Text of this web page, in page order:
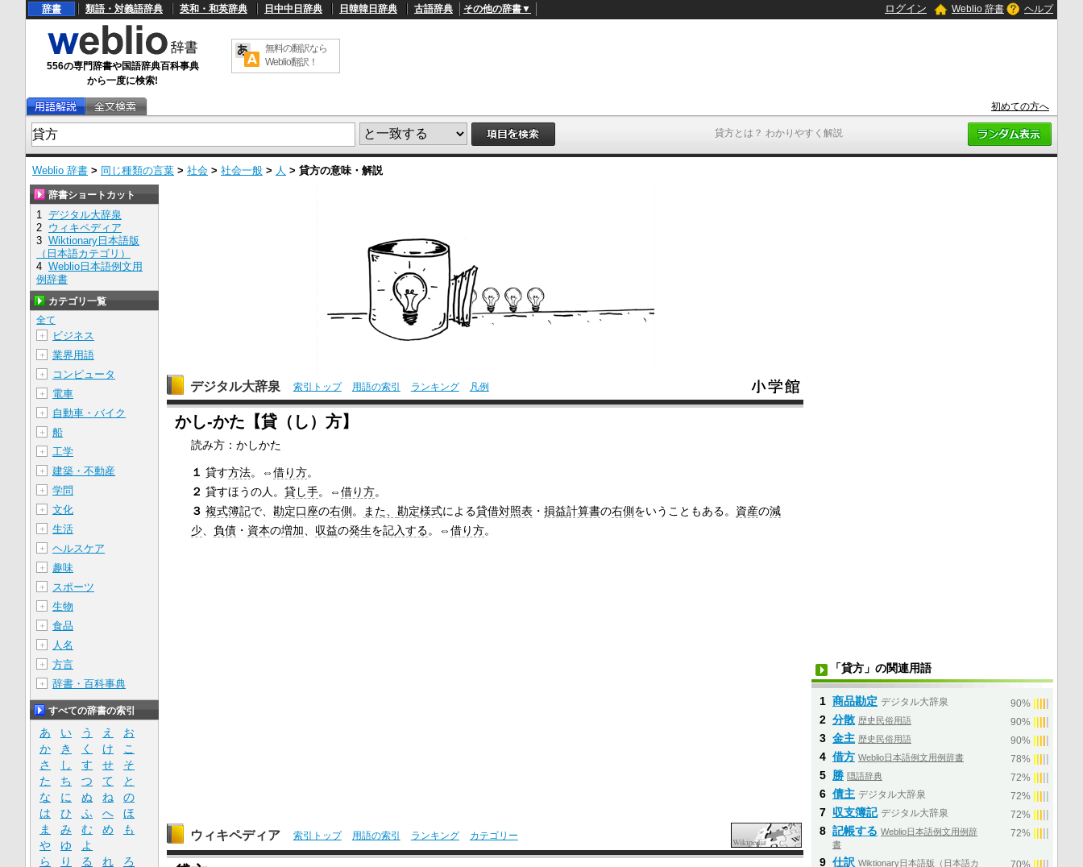
貸方とは？ わかりやすく解説
辞書 類語・対義語辞典 英和・和英辞典 日中中日辞典 日韓韓日辞典 古語辞典 その他の辞書▼ ログイン Weblio 辞書 ヘルプ
556の専門辞書や国語辞典百科事典
から一度に検索!
無料の翻訳なら
Weblio翻訳！
初めての方へ
Weblio 辞書 > 同じ種類の言葉 > 社会 > 社会一般 > 人 > 貸方の意味・解説
デジタル大辞泉 索引トップ 用語の索引 ランキング 凡例
かし‐かた【貸（し）方】
読み方：かしかた
１ 貸す方法。⇔借り方。
２ 貸すほうの人。貸し手。⇔借り方。
３ 複式簿記で、勘定口座の右側。 また、勘定様式による貸借対照表 ・損益計算書の右側をいうこともある。 資産の減
少
負債 ・ 資本の増加 収益の発生を記入する。⇔借り方。
ウィキペディア 索引トップ 用語の索引 ランキング カテゴリー
辞書ショートカット
1 デジタル大辞泉
2 ウィキペディア
3 Wiktionary日本語版
（日本語カテゴリ）
4 Weblio日本語例文用
例辞書
カテゴリ一覧
全て
＋
ビジネス
＋ 業界用語
＋ コンピュータ
＋ 電車
＋ 自動車・バイク
＋ 船
＋ 工学
＋ 建築・不動産
＋ 学問
＋ 文化
＋ 生活
＋ ヘルスケア
＋ 趣味
＋ スポーツ
＋ 生物
＋ 食品
＋ 人名
＋ 方言
＋ 辞書・百科事典
すべての辞書の索引
あ い う え
お
か
き く け
こ
さ
し す せ
そ
た
ち つ て
と
な
に ぬ ね
の
は
ひ ふ へ
ほ
ま
み む め
も
や
ゆ
よ
ら
り る れ
ろ
「貸方」の関連用語
1 商品勘定 デジタル大辞泉 90%
2 分散 歴史民俗用語 90%
3 金主 歴史民俗用語 90%
4 借方 Weblio日本語例文用例辞書 78%
5 勝 隠語辞典 72%
6 債主 デジタル大辞泉 72%
7 収支簿記 デジタル大辞泉 72%
8 記帳する Weblio日本語例文用例辞
書
72%
9 仕訳 Wiktionary日本語版（日本語カ
70%